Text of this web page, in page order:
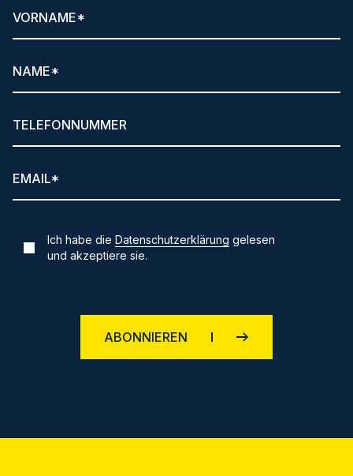
Ich habe dieDatenschutzerklärung gelesen
und akzeptiere sie.
ABONNIEREN